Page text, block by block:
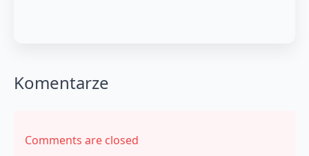
Komentarze
Comments are closed